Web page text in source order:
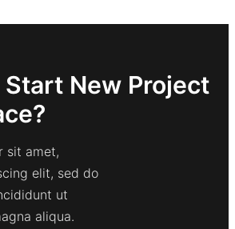
Start New Project
sit amet,
elit, sed do
ut
aliqua.